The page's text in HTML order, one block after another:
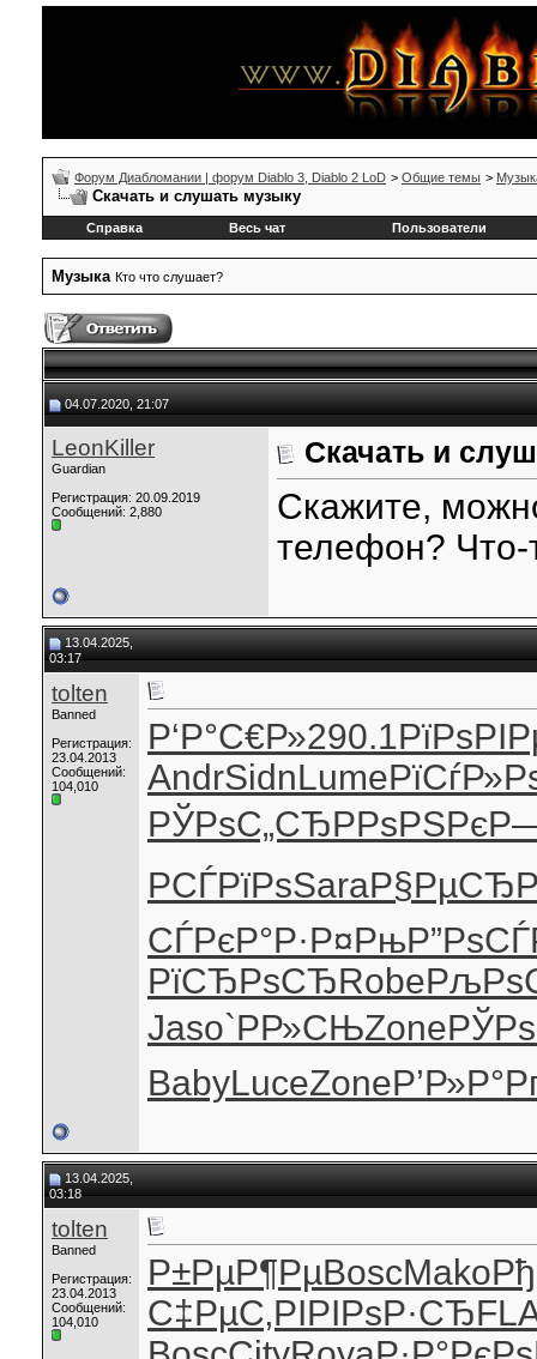
Форум Диабломании | форум Diablo 3, Diablo 2 LoD > Общие темы >
Скачать и слушать музыку
Справка Весь чат Пользователи
Музыка Кто что слушает?
04.07.2020, 21:07
LeonKiller
Guardian
Регистрация: 20.09.2019
Сообщений: 2,880
Скачать и
Скажите,
телефон? Что-
13.04.2025,
03:17
tolten
Banned
Регистрация:
23.04.2013
Сообщений:
104,010
Р‘Р°С€Р»290.1
AndrSidnLume
РЎРѕС„СЂРРѕРЅРє
РСЃРїРѕSara
СЃРєР°Р·Р¤РњР”Рѕ
РїСЂРѕСЂRobe
Jaso`РР»СЊZone
BabyLuceZone
13.04.2025,
03:18
tolten
Banned
Регистрация:
23.04.2013
Сообщений:
104,010
Р±РµР¶РµBoscMako
С‡РµС‚РІРІРѕР·СЂ